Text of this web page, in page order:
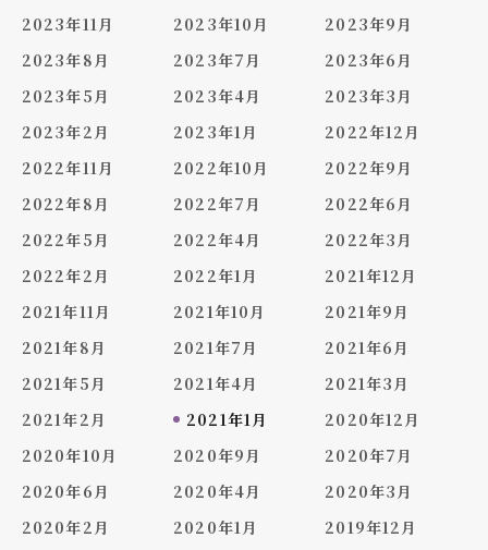
2023年11月
2023年10月
2023年9月
2023年8月
2023年7月
2023年6月
2023年5月
2023年4月
2023年3月
2023年2月
2023年1月
2022年12月
2022年11月
2022年10月
2022年9月
2022年8月
2022年7月
2022年6月
2022年5月
2022年4月
2022年3月
2022年2月
2022年1月
2021年12月
2021年11月
2021年10月
2021年9月
2021年8月
2021年7月
2021年6月
2021年5月
2021年4月
2021年3月
2021年2月
2021年1月
2020年12月
2020年10月
2020年9月
2020年7月
2020年6月
2020年4月
2020年3月
2020年2月
2020年1月
2019年12月